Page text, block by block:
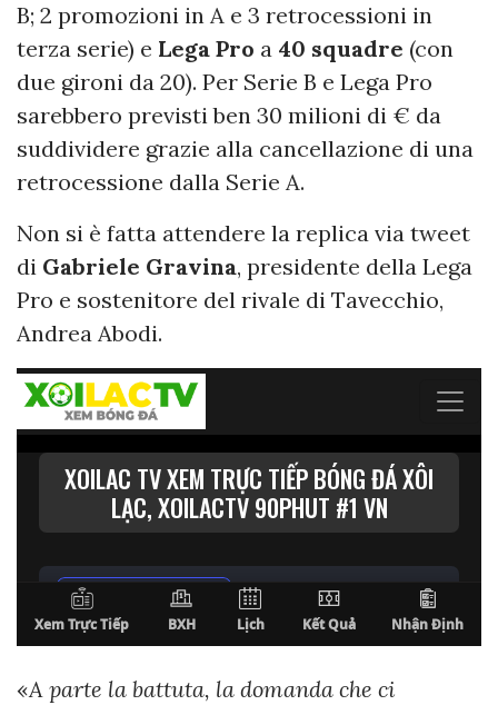
B; 2 promozioni in A e 3 retrocessioni in
terza serie) e Lega Pro a 40 squadre (con
due gironi da 20). Per Serie B e Lega Pro
sarebbero previsti ben 30 milioni di € da
suddividere grazie alla cancellazione di una
retrocessione dalla Serie A.
Non si è fatta attendere la replica via tweet
di Gabriele Gravina, presidente della Lega
Pro e sostenitore del rivale di Tavecchio,
Andrea Abodi.
«A parte la battuta, la domanda che ci